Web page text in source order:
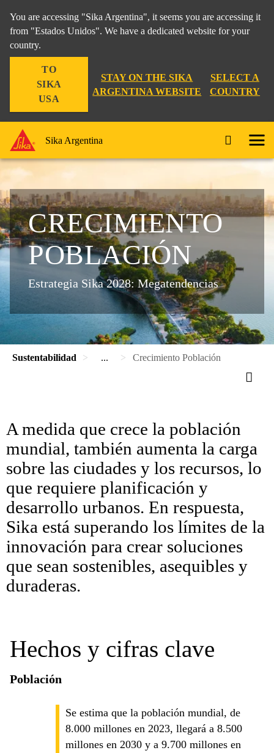
You are accessing "Sika Argentina", it seems you are accessing it
from "Estados Unidos". We have a dedicated website for your
country.
TO
SIKA
USA
STAY ON THE SIKA
ARGENTINA WEBSITE
SELECT A
COUNTRY
Sika Argentina
CRECIMIENTO
POBLACIÓN
Estrategia Sika 2028: Megatendencias
Sustentabilidad ... Crecimiento Población
A medida que crece la población
mundial, también aumenta la carga
sobre las ciudades y los recursos, lo
que requiere planificación y
desarrollo urbanos. En respuesta,
Sika está superando los límites de la
innovación para crear soluciones
que sean sostenibles, asequibles y
duraderas.
Hechos y cifras clave
Población
Se estima que la población mundial, de
8.000 millones en 2023, llegará a 8.500
millones en 2030 y a 9.700 millones en